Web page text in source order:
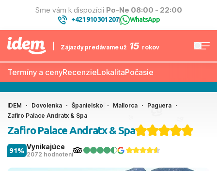
Sme vám k dispozícii Po-Ne 08:00 - 22:00
+421 910 301 207| WhatsApp
Zájazdy predávame už 15 rokov
Termíny a cenyRecenzieLokalitaPočasie
IDEM Dovolenka Španielsko Mallorca
Paguera
Zafiro Palace Andratx & Spa
Zafiro Palace Andratx & Spa
Vynikajúce
2072 hodnotení
91%